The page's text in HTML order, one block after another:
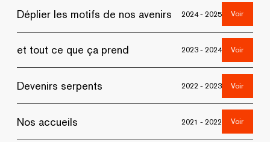
Déplier les motifs de nos avenirs 2024 - 2025 Voir
et tout ce que ça prend 2023 - 2024 Voir
Devenirs serpents 2022 - 2023 Voir
Nos accueils 2021 - 2022 Voir